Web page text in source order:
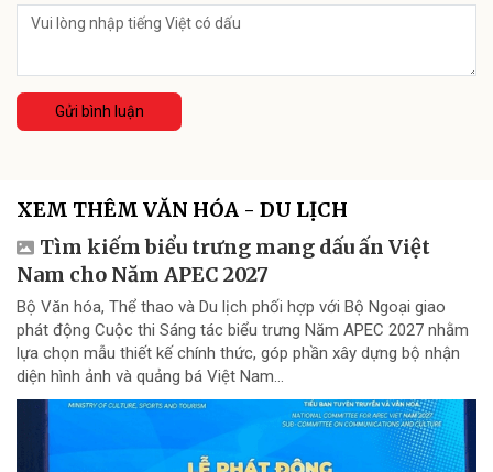
Gửi bình luận
XEM THÊM VĂN HÓA - DU LỊCH
Tìm kiếm biểu trưng mang dấu ấn Việt
Nam cho Năm APEC 2027
Bộ Văn hóa, Thể thao và Du lịch phối hợp với Bộ Ngoại giao
phát động Cuộc thi Sáng tác biểu trưng Năm APEC 2027 nhằm
lựa chọn mẫu thiết kế chính thức, góp phần xây dựng bộ nhận
diện hình ảnh và quảng bá Việt Nam...